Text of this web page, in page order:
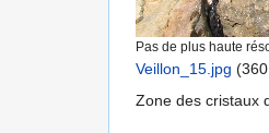
Pas de plus haute
Veillon_15.jpg
Zone des cristaux